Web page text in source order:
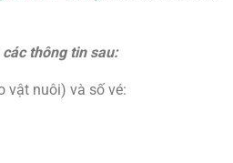
thông tin sau:
vật nuôi) và số vé: